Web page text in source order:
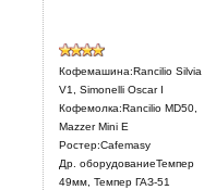
Кофемашина:Rancilio Silvia
V1, Simonelli Oscar I
Кофемолка:Rancilio MD50,
Mazzer Mini E
Ростер:Cafemasy
Др. оборудованиеТемпер
49мм, Темпер ГАЗ-51